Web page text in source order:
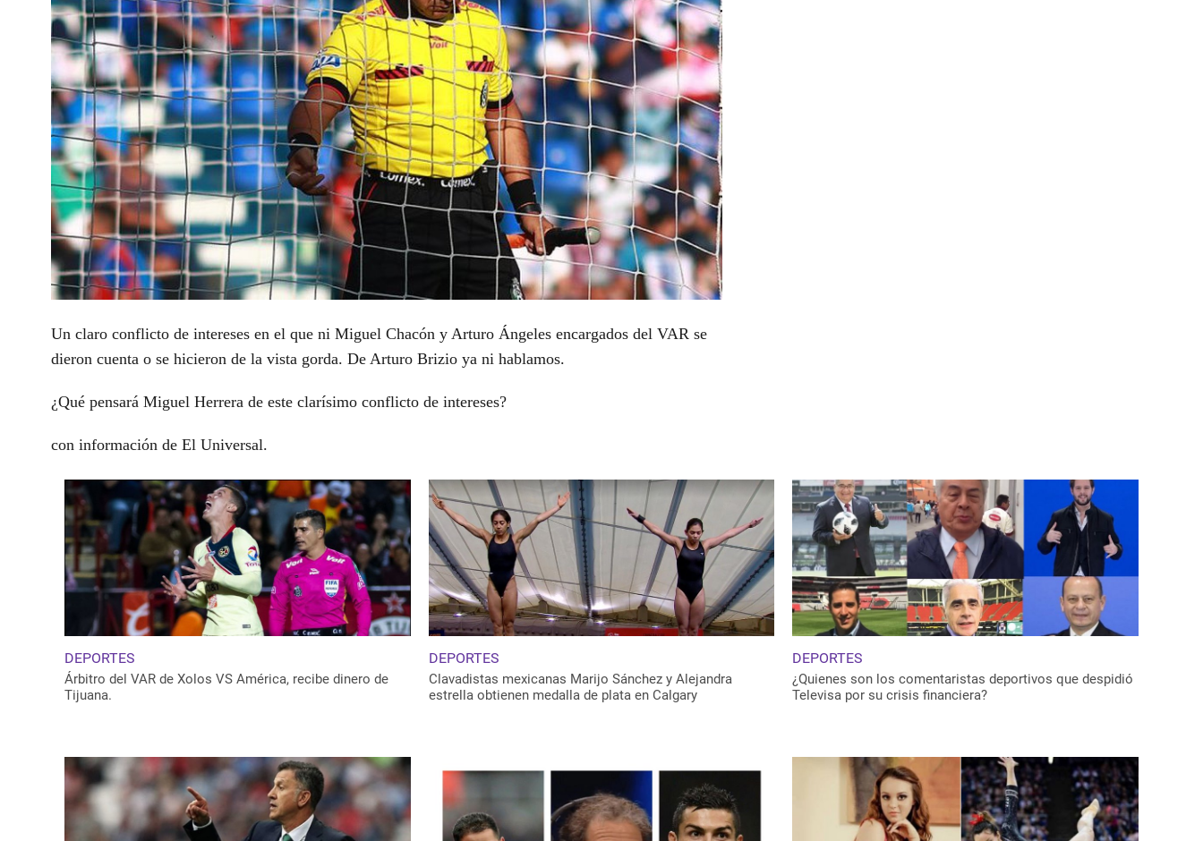
Un claro conflicto de intereses en el que ni Miguel Chacón y Arturo Ángeles encargados del VAR se
dieron cuenta o se hicieron de la vista gorda. De Arturo Brizio ya ni hablamos.
¿Qué pensará Miguel Herrera de este clarísimo conflicto de intereses?
con información de El Universal.
DEPORTES
Árbitro del VAR de Xolos VS América, recibe dinero de
Tijuana.
DEPORTES
Clavadistas mexicanas Marijo Sánchez y Alejandra
estrella obtienen medalla de plata en Calgary
DEPORTES
¿Quienes son los comentaristas deportivos que despidió
Televisa por su crisis financiera?